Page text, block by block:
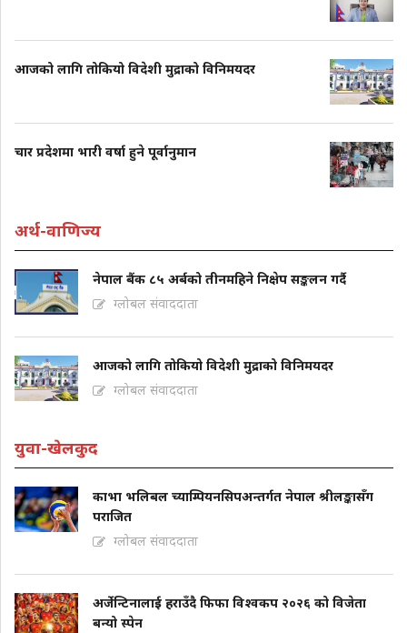
आजको लागि तोकियो विदेशी मुद्राको विनिमयदर
चार प्रदेशमा भारी वर्षा हुने पूर्वानुमान
अर्थ-वाणिज्य
नेपाल बैंक ८५ अर्बको तीनमहिने निक्षेप सङ्कलन गर्दै
ग्लोबल संवाददाता
आजको लागि तोकियो विदेशी मुद्राको विनिमयदर
ग्लोबल संवाददाता
युवा-खेलकुद
काभा भलिबल च्याम्पियनसिपअन्तर्गत नेपाल श्रीलङ्कासँग
पराजित
ग्लोबल संवाददाता
अर्जेन्टिनालाई हराउँदै फिफा विश्वकप २०२६ को विजेता
बन्यो स्पेन